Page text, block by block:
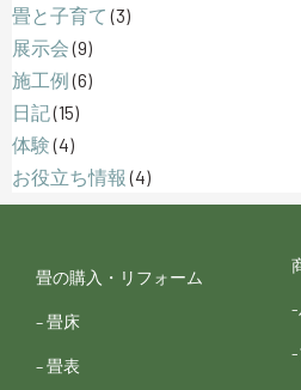
畳と子育て (3)
展示会(9)
施工例(6)
日記(15)
体験(4)
お役立ち情報 (4)
畳の購入・リフォーム
– 畳床
– 畳表
-
-